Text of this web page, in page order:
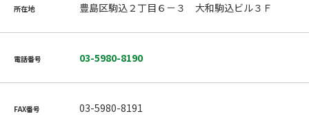
所在地 豊島区駒込２丁目６－３ 大和駒込ビル３Ｆ
電話番号 03-5980-8190
FAX番号 03-5980-8191